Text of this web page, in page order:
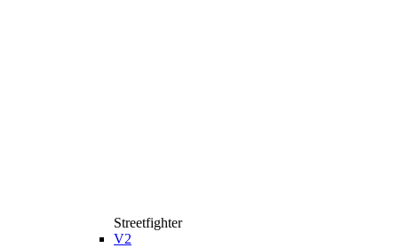
Streetfighter
V2